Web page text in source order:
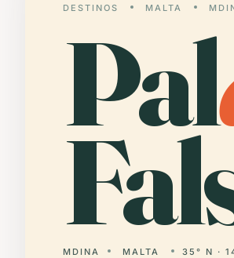
DESTINOS MALTA
Pal
MDINA MALTA 35° N ·